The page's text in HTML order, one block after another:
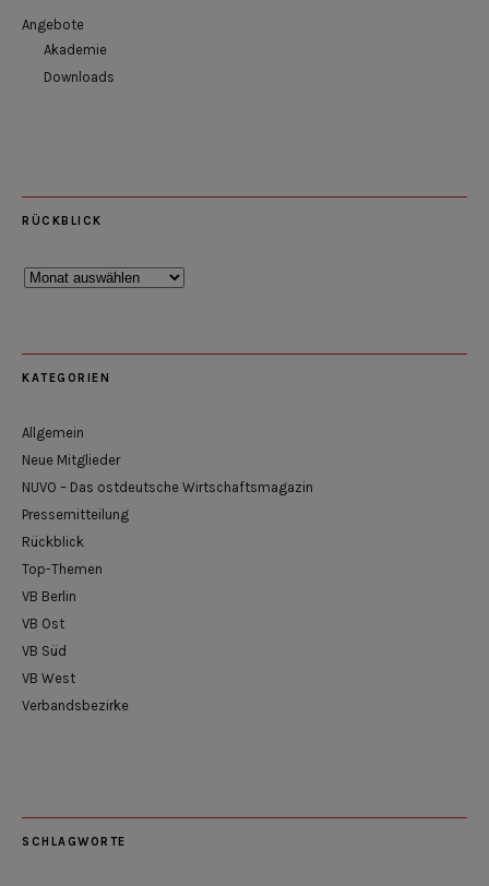
Angebote
Akademie
Downloads
RÜCKBLICK
Rückblick
KATEGORIEN
Allgemein
Neue Mitglieder
NUVO – Das ostdeutsche Wirtschaftsmagazin
Pressemitteilung
Rückblick
Top-Themen
VB Berlin
VB Ost
VB Süd
VB West
Verbandsbezirke
SCHLAGWORTE